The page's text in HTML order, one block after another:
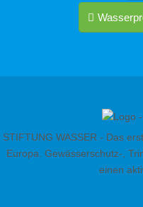
STIFTUNG WASSER - Das
Europa. Gewässerschutz-,
einen